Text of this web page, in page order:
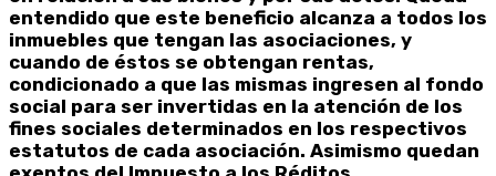
entendido que este beneficio alcanza a todos los
inmuebles que tengan las asociaciones, y
cuando de éstos se obtengan rentas,
condicionado a que las mismas ingresen al fondo
social para ser invertidas en la atención de los
fines sociales determinados en los respectivos
estatutos de cada asociación. Asimismo quedan